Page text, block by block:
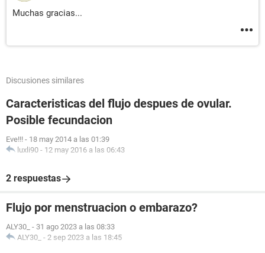
Muchas gracias...
Discusiones similares
Caracteristicas del flujo despues de ovular.
Posible fecundacion
Eve!!! - 18 may 2014 a las 01:39
luxli90 - 12 may 2016 a las 06:43
2 respuestas
Flujo por menstruacion o embarazo?
ALY30_ - 31 ago 2023 a las 08:33
ALY30_ - 2 sep 2023 a las 18:45